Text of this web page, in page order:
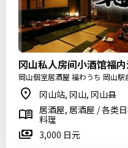
冈山私人房间小酒馆福
岡山個室居酒屋 福わうち 岡山駅
冈山站, 冈山, 冈山县
居酒屋, 居酒屋 / 各类
料理
3,000 日元